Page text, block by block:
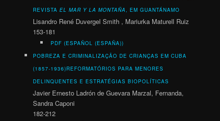
REVISTA EL MAR Y LA MONTAÑA, EM GUANTÁNAMO
Lisandro René Duvergel Smith , Mariurka Maturell Ruiz
153-181
PDF (ESPAÑOL (ESPAÑA))
POBREZA E CRIMINALIZAÇÃO DE CRIANÇAS EM CUBA
(1857-1936)REFORMATÓRIOS PARA MENORES
DELINQUENTES E ESTRATÉGIAS BIOPOLÍTICAS
Javier Ernesto Ladrón de Guevara Marzal, Fernanda,
Sandra Caponi
182-212